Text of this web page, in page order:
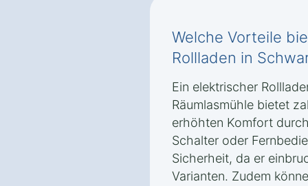
Welche Vorteile
Rollladen in
Ein elektrischer
Räumlasmühle bietet
erhöhten Komfort
Schalter oder
Sicherheit, da er
Varianten. Zudem